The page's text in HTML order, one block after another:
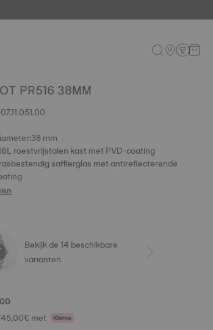
PR516 38MM
mm
roestvrijstalen kast met PVD-coating
saffierglas met antireflecterende
Bekijk de 14 beschikbare
varianten
met